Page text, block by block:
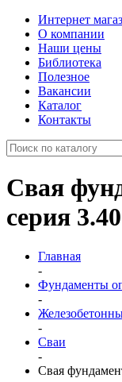
Интернет
О компании
Наши цены
Библиотека
Полезное
Вакансии
Каталог
Контакты
Свая
серия
Главная
-
Фундаменты
-
-
Сваи
-
Свая